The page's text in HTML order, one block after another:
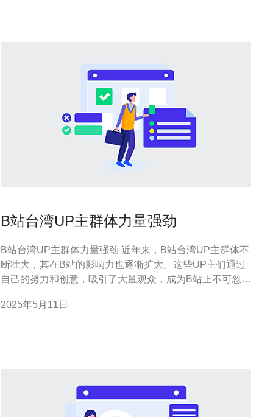
B站台湾UP主群体力量强劲
B站台湾UP主群体力量强劲 近年来，B站台湾UP主群体不
断壮大，其在B站的影响力也逐渐扩大。这些UP主们通过
自己的努力和创意，吸引了大量观众，成为B站上不可忽视
了大批观众。他们不仅在B站上分享有趣的日常生活，还经
2025年5月11日